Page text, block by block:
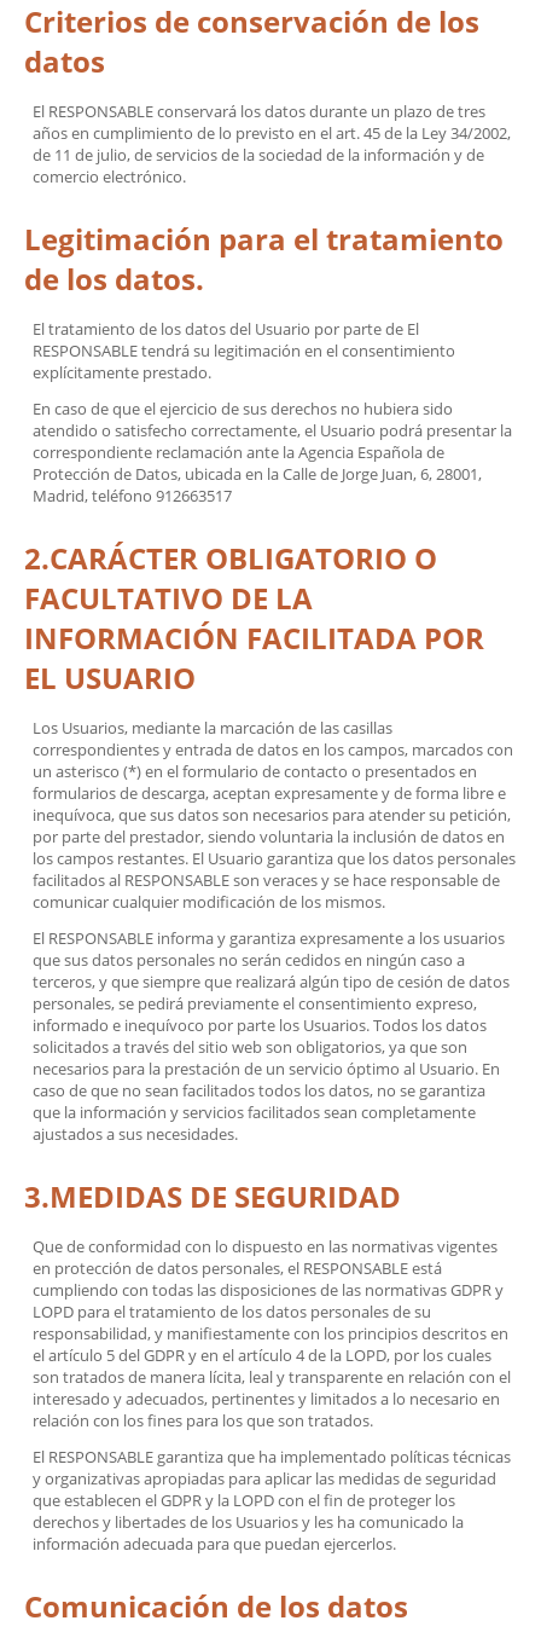
Criterios de conservación de los
datos
El RESPONSABLE conservará los datos durante un plazo de tres
años en cumplimiento de lo previsto en el art. 45 de la Ley 34/2002,
de 11 de julio, de servicios de la sociedad de la información y de
comercio electrónico.
Legitimación para el tratamiento
de los datos.
El tratamiento de los datos del Usuario por parte de El
RESPONSABLE tendrá su legitimación en el consentimiento
explícitamente prestado.
En caso de que el ejercicio de sus derechos no hubiera sido
atendido o satisfecho correctamente, el Usuario podrá presentar la
correspondiente reclamación ante la Agencia Española de
Protección de Datos, ubicada en la Calle de Jorge Juan, 6, 28001,
Madrid, teléfono 912663517
2.CARÁCTER OBLIGATORIO O
FACULTATIVO DE LA
INFORMACIÓN FACILITADA POR
EL USUARIO
Los Usuarios, mediante la marcación de las casillas
correspondientes y entrada de datos en los campos, marcados con
un asterisco (*) en el formulario de contacto o presentados en
formularios de descarga, aceptan expresamente y de forma libre e
inequívoca, que sus datos son necesarios para atender su petición,
por parte del prestador, siendo voluntaria la inclusión de datos en
los campos restantes. El Usuario garantiza que los datos personales
facilitados al RESPONSABLE son veraces y se hace responsable de
comunicar cualquier modificación de los mismos.
El RESPONSABLE informa y garantiza expresamente a los usuarios
que sus datos personales no serán cedidos en ningún caso a
terceros, y que siempre que realizará algún tipo de cesión de datos
personales, se pedirá previamente el consentimiento expreso,
informado e inequívoco por parte los Usuarios. Todos los datos
solicitados a través del sitio web son obligatorios, ya que son
necesarios para la prestación de un servicio óptimo al Usuario. En
caso de que no sean facilitados todos los datos, no se garantiza
que la información y servicios facilitados sean completamente
ajustados a sus necesidades.
3.MEDIDAS DE SEGURIDAD
Que de conformidad con lo dispuesto en las normativas vigentes
en protección de datos personales, el RESPONSABLE está
cumpliendo con todas las disposiciones de las normativas GDPR y
LOPD para el tratamiento de los datos personales de su
responsabilidad, y manifiestamente con los principios descritos en
el artículo 5 del GDPR y en el artículo 4 de la LOPD, por los cuales
son tratados de manera lícita, leal y transparente en relación con el
interesado y adecuados, pertinentes y limitados a lo necesario en
relación con los fines para los que son tratados.
El RESPONSABLE garantiza que ha implementado políticas técnicas
y organizativas apropiadas para aplicar las medidas de seguridad
que establecen el GDPR y la LOPD con el fin de proteger los
derechos y libertades de los Usuarios y les ha comunicado la
información adecuada para que puedan ejercerlos.
Comunicación de los datos